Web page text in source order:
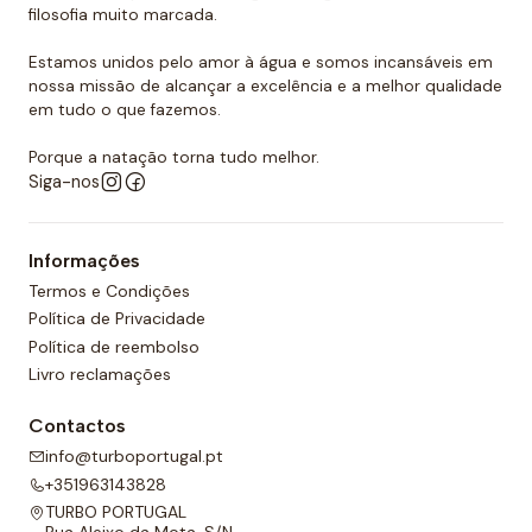
-Anti-pilling: Previne o frizz,
banho e biquinis são da melhor qualidade e evitam o
aparecimento de nós ou comprimidos, comuns em
produtos de menor qualidade.
-Perfect Fit: biquinis femininos que se encaixam
perfeitamente em todos os tipos de corpo. Os
-Leve:Biquinis leves e de secagem muito rápida,
perfeitos para uso em qualquer estação.
- Esportivos:
biquinis tão confortáveis quanto os
fatos de banho femininos, pensados para garantir
Se você está procurando a melhor opção para o seu
novo biquini, por que não escolher uma marca que
garanta a melhor qualidade? Aproveite o mar ou a
filosofia muito marcada.
Estamos unidos pelo amor à água e somos incansáveis em
nossa missão de alcançar a excelência e a melhor qualidade
em tudo o que fazemos.
Porque a natação torna tudo melhor.
Siga-nos
Informações
Termos e Condições
Política de Privacidade
Política de reembolso
Livro reclamações
Contactos
info@turboportugal.pt
+351963143828
TURBO PORTUGAL